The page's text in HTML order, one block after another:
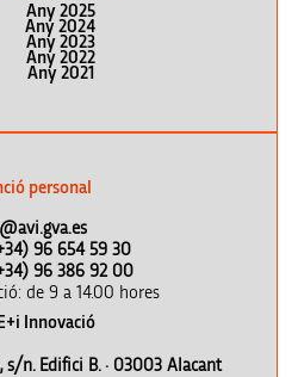
Any 2025
Any 2024
Any 2023
Any 2022
Any 2021
personal
96 654 59 30
96 386 92 00
de 9 a 14.00 hores
Innovació
s/n. Edifici B. · 03003 Alacant